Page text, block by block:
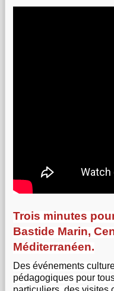
Trois minutes
Bastide Marin,
Méditerranéen.
Des événements
pédagogiques pour